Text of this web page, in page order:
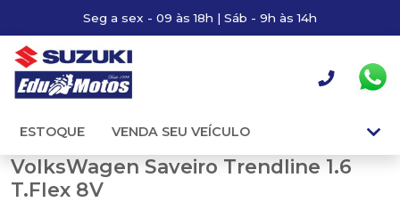
Seg a sex - 09 às 18h | Sáb - 9h às 14h
ESTOQUE VENDA SEU VEÍCULO
VolksWagen Saveiro Trendline 1.6
T.Flex 8V